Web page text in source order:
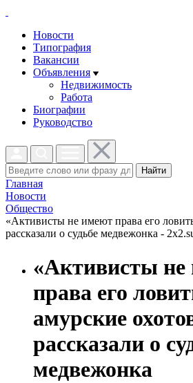
Новости
Типография
Вакансии
Объявления
Недвижимость
Работа
Биографии
Руководство
Найти
Главная
Новости
Общество
«Активисты не имеют права его
рассказали о судьбе медвежонка -
«Активисты
права его
амурские
рассказали о
медвежонка